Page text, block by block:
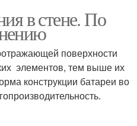
в стене. По
поверхности
элементов, тем выше их
конструкции батареи во